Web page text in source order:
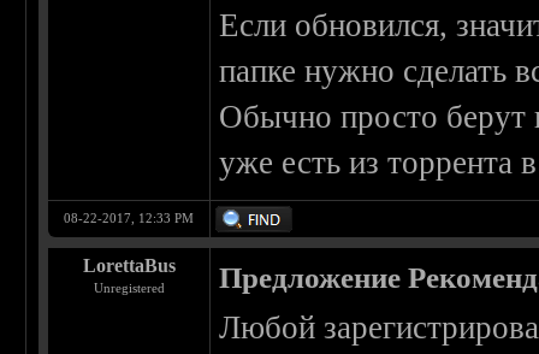
Если обновился,
папке нужно сделать
Обычно просто берут
уже есть из торрента
08-22-2017, 12:33 PM
LorettaBus
Unregistered Предложение
Любой